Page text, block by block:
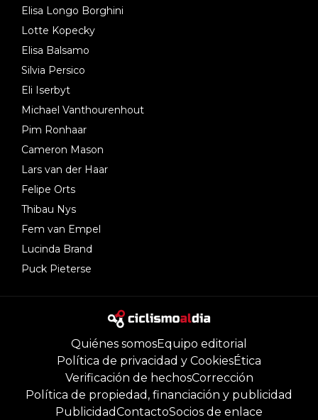
Elisa Longo Borghini
Lotte Kopecky
Elisa Balsamo
Silvia Persico
Eli Iserbyt
Michael Vanthourenhout
Pim Ronhaar
Cameron Mason
Lars van der Haar
Felipe Orts
Thibau Nys
Fem van Empel
Lucinda Brand
Puck Pieterse
Quiénes somosEquipo editorial
Política de privacidad y CookiesÉtica
Verificación de hechosCorrección
Política de propiedad, financiación y publicidad
PublicidadContactoSocios de enlace